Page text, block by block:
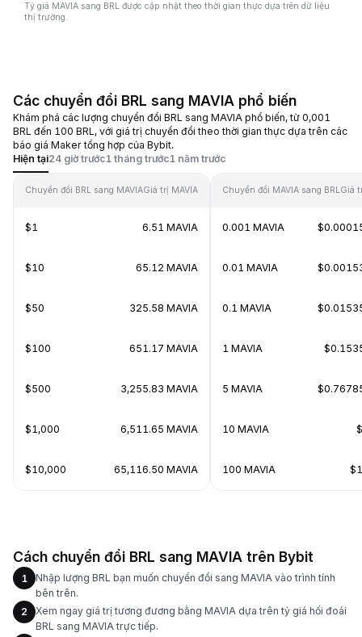
Tỷ giá MAVIA sang BRL được cập nhật theo thời gian thực dựa trên dữ liệu
thị trường.
Các chuyển đổi BRL sang MAVIA phổ biến
Khám phá các lượng chuyển đổi BRL sang MAVIA phổ biến, từ 0,001
BRL đến 100 BRL, với giá trị chuyển đổi theo thời gian thực dựa trên các
báo giá Maker tổng hợp của Bybit.
Hiện tại24 giờ trước1 tháng trước1 năm trước
Chuyển đổi BRL sang MAVIAGiá trị MAVIA
$1 6.51 MAVIA
$10 65.12 MAVIA
$50 325.58 MAVIA
$100 651.17 MAVIA
$500 3,255.83 MAVIA
$1,000 6,511.65 MAVIA
$10,000 65,116.50 MAVIA
Chuyển đổi MAVIA sang BRLGiá
0.001 MAVIA
0.01 MAVIA
0.1 MAVIA
1 MAVIA
5 MAVIA
10 MAVIA
100 MAVIA
Cách chuyển đổi BRL sang MAVIA trên Bybit
1
Nhập lượng BRL bạn muốn chuyển đổi sang MAVIA vào trình tính
bên trên.
2
Xem ngay giá trị tương đương bằng MAVIA dựa trên tỷ giá hối đoái
BRL sang MAVIA trực tiếp.